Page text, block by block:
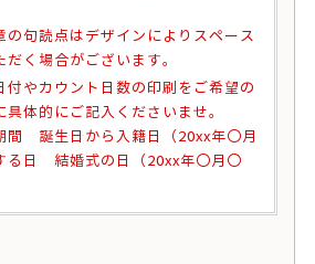
の句読点はデザインによりスペース
く場合がございます。
付やカウント日数の印刷をご希望の
具体的にご記入くださいませ。
間 誕生日から入籍日（20xx年〇月
日 結婚式の日（20xx年〇月〇